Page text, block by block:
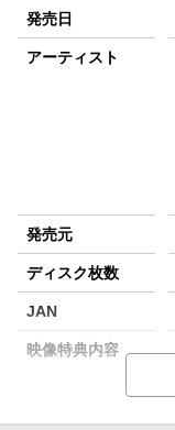
発売日
アーティスト
発売元
ディスク枚数
JAN
映像特典内容